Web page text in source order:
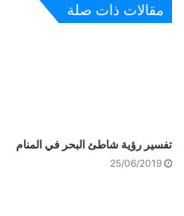
مقالات ذات صلة
تفسير رؤية شاطئ البحر في المنام
25/06/2019